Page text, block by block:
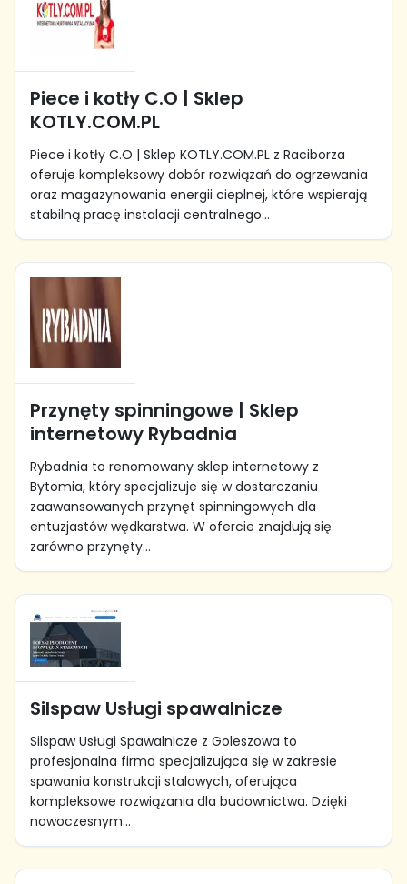
Piece i kotły C.O | Sklep
KOTLY.COM.PL
Piece i kotły C.O | Sklep KOTLY.COM.PL z Raciborza
oferuje kompleksowy dobór rozwiązań do ogrzewania
oraz magazynowania energii cieplnej, które wspierają
stabilną pracę instalacji centralnego...
Przynęty spinningowe | Sklep
internetowy Rybadnia
Rybadnia to renomowany sklep internetowy z
Bytomia, który specjalizuje się w dostarczaniu
zaawansowanych przynęt spinningowych dla
entuzjastów wędkarstwa. W ofercie znajdują się
zarówno przynęty...
Silspaw Usługi spawalnicze
Silspaw Usługi Spawalnicze z Goleszowa to
profesjonalna firma specjalizująca się w zakresie
spawania konstrukcji stalowych, oferująca
kompleksowe rozwiązania dla budownictwa. Dzięki
nowoczesnym...